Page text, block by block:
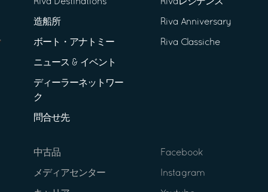
造船所
ボート・アナトミー
ニュース & イベント
ディーラーネットワー
ク
問合せ先
Riva Anniversary
Riva Classiche
中古品
メディアセンター
Facebook
Instagram